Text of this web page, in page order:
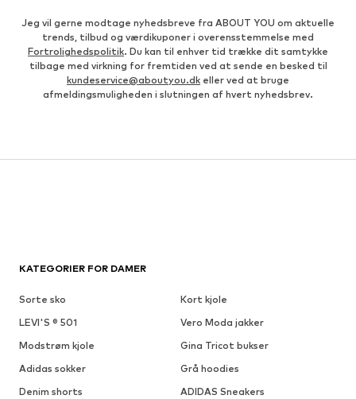
Jeg vil gerne modtage nyhedsbreve fra ABOUT YOU om aktuelle
trends, tilbud og værdikuponer i overensstemmelse med
Fortrolighedspolitik. Du kan til enhver tid trække dit samtykke
tilbage med virkning for fremtiden ved at sende en besked til
kundeservice@aboutyou.dk eller ved at bruge
afmeldingsmuligheden i slutningen af hvert nyhedsbrev.
KATEGORIER FOR DAMER
Sorte sko
Kort kjole
LEVI'S ® 501
Vero Moda jakker
Modstrøm kjole
Gina Tricot bukser
Adidas sokker
Grå hoodies
Denim shorts
ADIDAS Sneakers